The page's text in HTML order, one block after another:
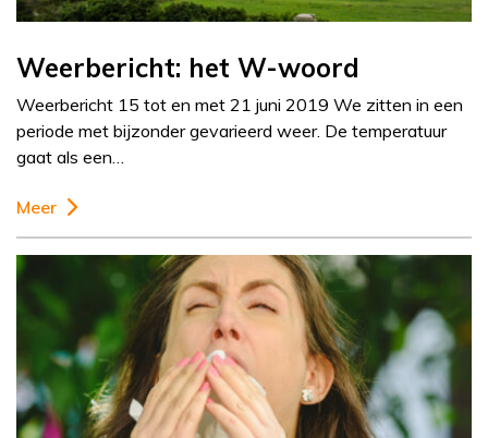
Weerbericht: het W-woord
Weerbericht 15 tot en met 21 juni 2019 We zitten in een
periode met bijzonder gevarieerd weer. De temperatuur
gaat als een…
Meer